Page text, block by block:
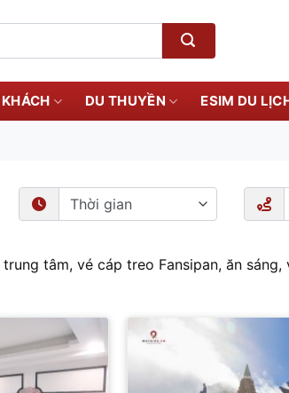
DU THUYỀN ESIM DU
tâm, vé cáp treo Fansipan, ăn